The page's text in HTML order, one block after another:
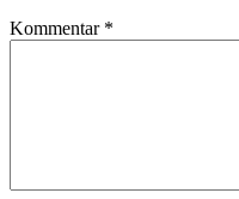
Kommentar *